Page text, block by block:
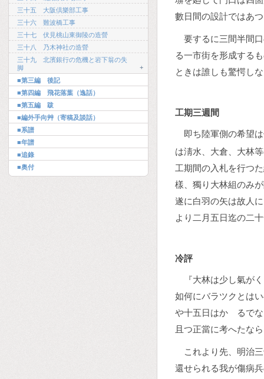
三十五 大阪倶樂部工事
三十六 難波橋工事
三十七 伏見桃山東御陵の造營
三十八 乃木神社の造營
三十九 北濱銀行の危機と岩下翁の失
脚
+
■第三編 後記
■第四編 飛花落葉（逸話）
■第五編 跋
■編外手向艸（寄稿及談話）
■系譜
■年譜
■追錄
■奥付
數日間の設計ではあ
要するに三間半間
る一市街を形成する
ときは誰しも驚愕し
工期三週間
即ち陸軍側の希望
は淸水、大倉、大林
工期間の入札を行つ
樣、獨り大林組のみ
遂に白羽の矢は故人
より二月五日迄の二
冷評
『大林は少し氣が
如何にバラツクとは
や十五日はかゝるで
且つ正當に考へたな
これより先、明治
還せられる我が傷病